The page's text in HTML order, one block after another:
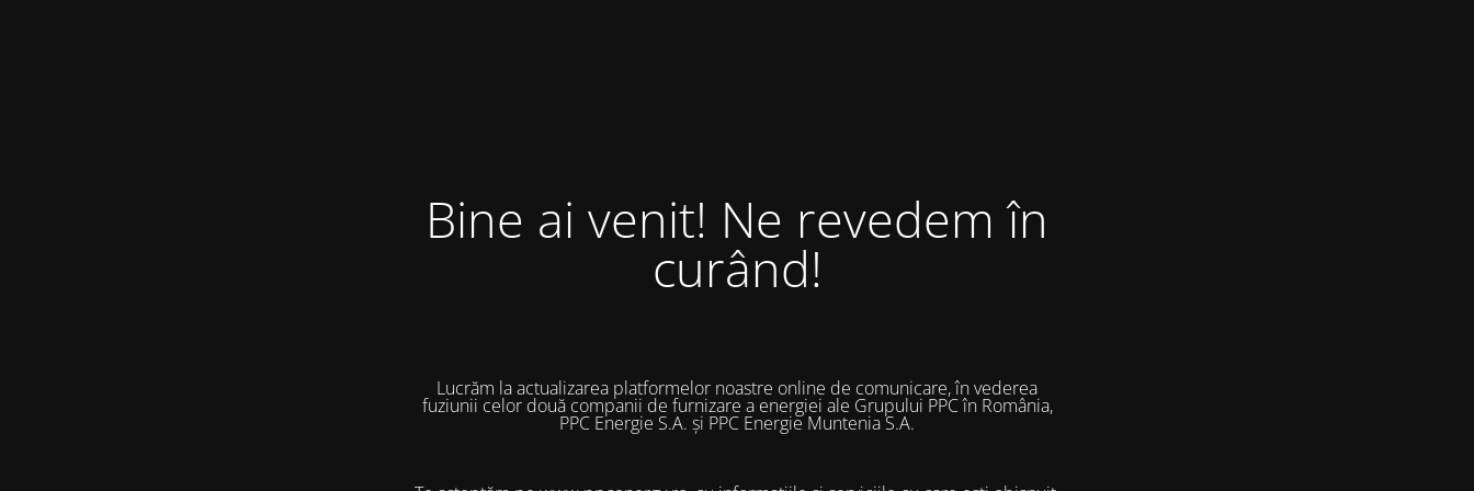
Bine ai venit! Ne revedem în
curând!
Lucrăm la actualizarea platformelor noastre online de comunicare, în vederea
fuziunii celor două companii de furnizare a energiei ale Grupului PPC în România,
PPC Energie S.A. și PPC Energie Muntenia S.A.